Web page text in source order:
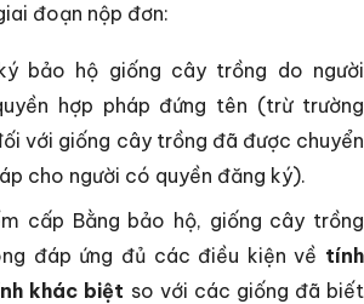
đoạn nộp đơn:
bảo hộ giống cây trồng do người
hợp pháp đứng tên (trừ trường
với giống cây trồng đã được chuyển
cho người có quyền đăng ký).
cấp Bằng bảo hộ, giống cây trồng
đáp ứng đủ các điều kiện về tính
khác biệt so với các giống đã biết